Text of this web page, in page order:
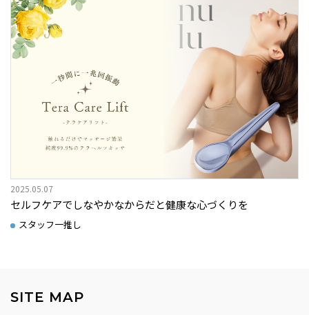
2025.05.07
セルフケアでしなやかなからだと健康な心づくりを
スタッフ一推し
SITE MAP